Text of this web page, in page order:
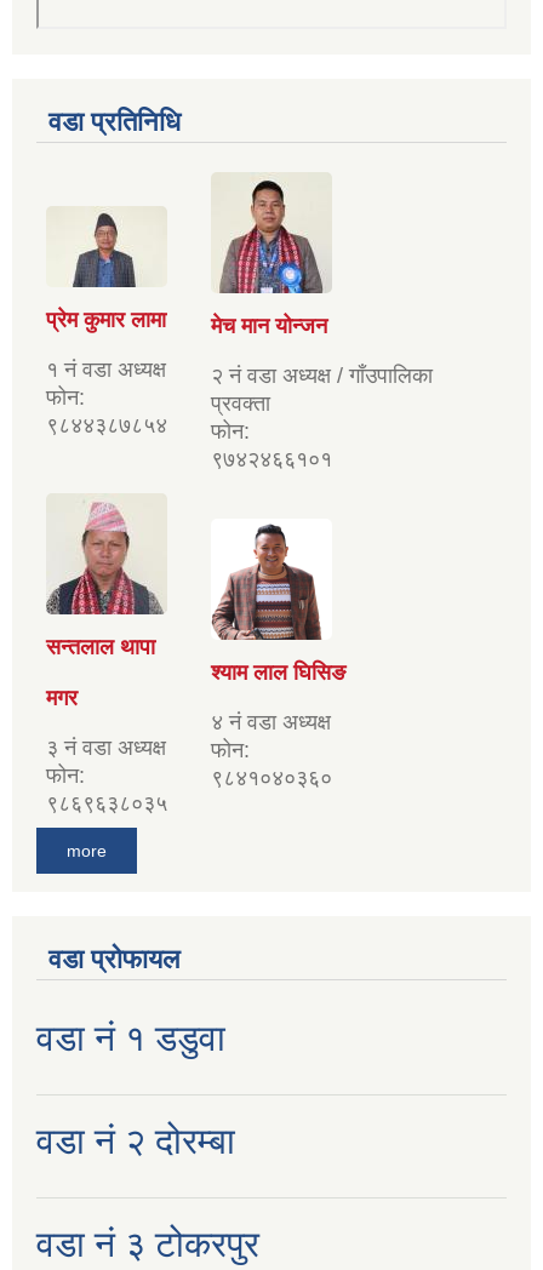
वडा प्रतिनिधि
प्रेम कुमार लामा
१ नं वडा अध्यक्ष
फोन:
९८४४३८७८५४
मेच मान योन्जन
२ नं वडा अध्यक्ष / गाँउपालिका
प्रवक्ता
फोन:
९७४२४६६१०१
सन्तलाल थापा
मगर
३ नं वडा अध्यक्ष
फोन:
९८६९६३८०३५
श्याम लाल घिसिङ
४ नं वडा अध्यक्ष
फोन:
९८४१०४०३६०
more
वडा प्रोफायल
वडा नं १ डडुवा
वडा नं २ दोरम्बा
वडा नं ३ टोकरपुर